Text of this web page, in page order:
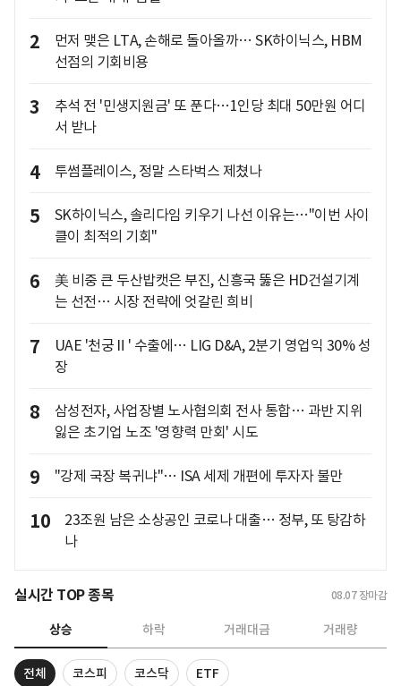
2
먼저 맺은 LTA, 손해로 돌아올까… SK하이닉스, HBM
선점의 기회비용
3
추석 전 '민생지원금' 또 푼다…1인당 최대 50만원 어디
서 받나
4 투썸플레이스, 정말 스타벅스 제쳤나
5
SK하이닉스, 솔리다임 키우기 나선 이유는…"이번 사이
클이 최적의 기회"
6
美 비중 큰 두산밥캣은 부진, 신흥국 뚫은 HD건설기계
는 선전… 시장 전략에 엇갈린 희비
7
UAE '천궁Ⅱ' 수출에… LIG D&A, 2분기 영업익 30% 성
장
8
삼성전자, 사업장별 노사협의회 전사 통합… 과반 지위
잃은 초기업 노조 '영향력 만회' 시도
9 "강제 국장 복귀냐"… ISA 세제 개편에 투자자 불만
10
23조원 남은 소상공인 코로나 대출… 정부, 또 탕감하
나
실시간 TOP 종목 08.07 장마감
상승 하락 거래대금 거래량
전체 코스피 코스닥 ETF